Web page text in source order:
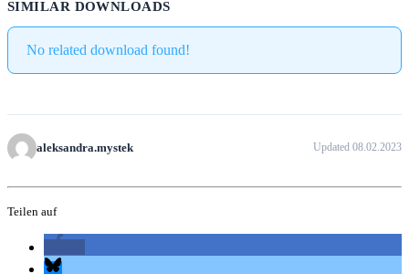
SIMILAR DOWNLOADS
No related download found!
aleksandra.mystek Updated 08.02.2023
Teilen auf